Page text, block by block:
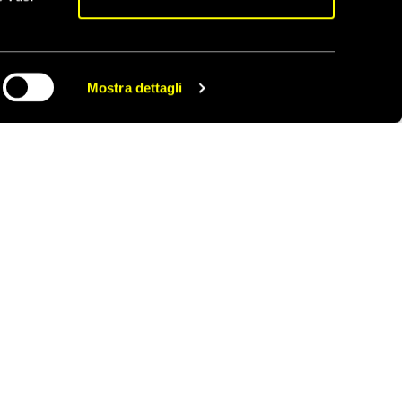
Mostra dettagli
lunghe
e Noura al-
CONDIVIDI